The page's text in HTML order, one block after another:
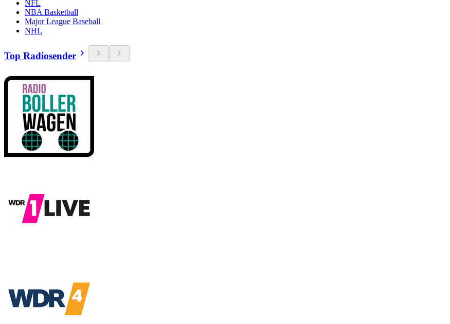
NFL
NBA Basketball
Major League Baseball
NHL
Top Radiosender